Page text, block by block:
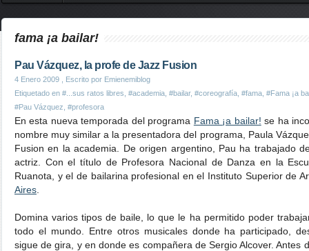
fama ¡a bailar!
Pau Vázquez, la profe de Jazz Fusion
4 Enero 2009 , Escrito por Emienemiblog
Etiquetado en #...sus ratos libres #academia #bailar, #coreografía #fama #Fama ¡a
#Pau Vázquez #profesora
En esta nueva temporada del programa Fama ¡a bailar! se ha
nombre muy similar a la presentadora del programa, Paula
Fusion en la academia. De origen argentino, Pau ha trabajado
actriz. Con el título de Profesora Nacional de Danza en la
Ruanota, y el de bailarina profesional en el Instituto Superior de
Aires
Domina varios tipos de baile, lo que le ha permitido poder
todo el mundo. Entre otros musicales donde ha participado,
sigue de gira, y en donde es compañera de Sergio Alcover. Antes